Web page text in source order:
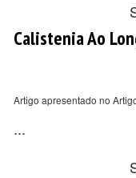
Calistenia Ao
Artigo apresentado no
...